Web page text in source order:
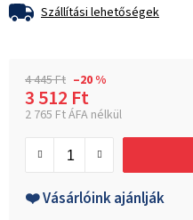
Szállítási lehetőségek
4 445 Ft –20 %
3 512 Ft
2 765 Ft ÁFA nélkül
❤️ Vásárlóink ajánlják